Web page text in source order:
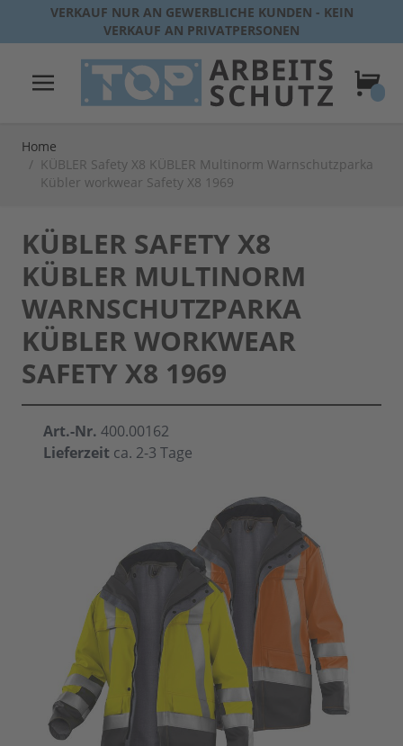
Direkt zum Inhalt
VERKAUF NUR AN GEWERBLICHE KUNDEN - KEIN
VERKAUF AN PRIVATPERSONEN
Home
/ KÜBLER Safety X8 KÜBLER Multinorm Warnschutzparka
Kübler workwear Safety X8 1969
KÜBLER SAFETY X8
KÜBLER MULTINORM
WARNSCHUTZPARKA
KÜBLER WORKWEAR
SAFETY X8 1969
Art.-Nr. 400.00162
Lieferzeit ca. 2-3 Tage